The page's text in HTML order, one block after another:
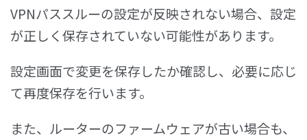
VPNパススルーの設定が反映されない場合、設定
が正しく保存されていない可能性があります。
設定画面で変更を保存したか確認し、必要に応じ
て再度保存を行います。
また、ルーターのファームウェアが古い場合も、